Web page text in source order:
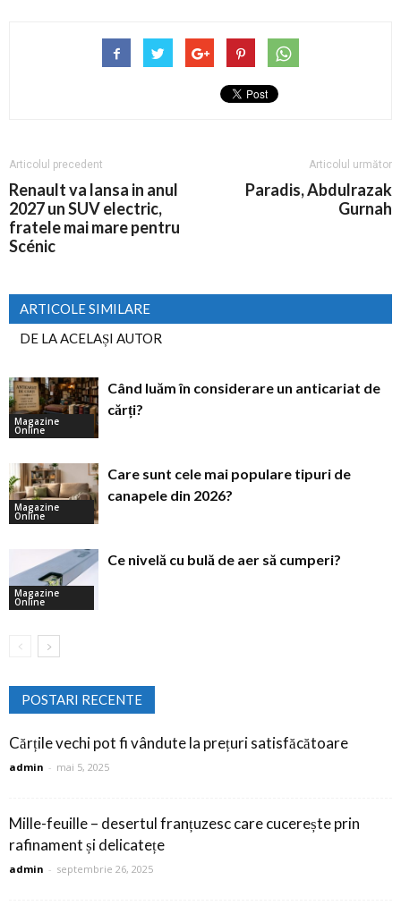
Articolul precedent
Renault va lansa in anul
2027 un SUV electric,
fratele mai mare pentru
Scénic
Articolul următor
Paradis, Abdulrazak
Gurnah
ARTICOLE SIMILARE
DE LA ACELAȘI AUTOR
Magazine
Online
Când luăm în considerare un anticariat de
cărți?
Magazine
Online
Care sunt cele mai populare tipuri de
canapele din 2026?
Magazine
Online
Ce nivelă cu bulă de aer să cumperi?
POSTARI RECENTE
Cărțile vechi pot fi vândute la prețuri satisfăcătoare
admin - mai 5, 2025
Mille-feuille – desertul franțuzesc care cucerește prin
rafinament și delicatețe
admin - septembrie 26, 2025